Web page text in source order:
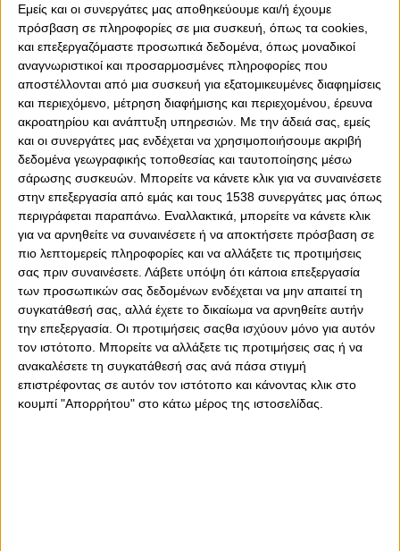
Εμείς και οι συνεργάτες μας αποθηκεύουμε και/ή έχουμε
πρόσβαση σε πληροφορίες σε μια συσκευή, όπως τα cookies,
και επεξεργαζόμαστε προσωπικά δεδομένα, όπως μοναδικοί
αναγνωριστικοί και προσαρμοσμένες πληροφορίες που
αποστέλλονται από μια συσκευή για εξατομικευμένες διαφημίσεις
και περιεχόμενο, μέτρηση διαφήμισης και περιεχομένου, έρευνα
ακροατηρίου και ανάπτυξη υπηρεσιών. Με την άδειά σας, εμείς
και οι συνεργάτες μας ενδέχεται να χρησιμοποιήσουμε ακριβή
δεδομένα γεωγραφικής τοποθεσίας και ταυτοποίησης μέσω
σάρωσης συσκευών. Μπορείτε να κάνετε κλικ για να συναινέσετε
στην επεξεργασία από εμάς και τους 1538 συνεργάτες μας όπως
περιγράφεται παραπάνω. Εναλλακτικά, μπορείτε να κάνετε κλικ
για να αρνηθείτε να συναινέσετε ή να αποκτήσετε πρόσβαση σε
πιο λεπτομερείς πληροφορίες και να αλλάξετε τις προτιμήσεις
σας πριν συναινέσετε. Λάβετε υπόψη ότι κάποια επεξεργασία
των προσωπικών σας δεδομένων ενδέχεται να μην απαιτεί τη
συγκατάθεσή σας, αλλά έχετε το δικαίωμα να αρνηθείτε αυτήν
την επεξεργασία. Οι προτιμήσεις σαςθα ισχύουν μόνο για αυτόν
τον ιστότοπο. Μπορείτε να αλλάξετε τις προτιμήσεις σας ή να
ανακαλέσετε τη συγκατάθεσή σας ανά πάσα στιγμή
επιστρέφοντας σε αυτόν τον ιστότοπο και κάνοντας κλικ στο
κουμπί "Απορρήτου" στο κάτω μέρος της ιστοσελίδας.
0 0
Ισοπαλία για την Ουκρανία του Ρόμαν Γιάρεμτσουκ, με
αντίπαλο την Γεωργία για τo Nations League. Ο φορ του
Ολυμπιακού, έπαιξε για 10 λεπτά ως αλλαγή και έκανε
δηλώσεις μετά από το τελικό 1-1.
«Θα μπορούσαμε να είχαμε σκοράρει ή να χάσουμε.
Νομίζω ότι η ισοπαλία είναι πιο δίκαιο αποτέλεσμα.
Φυσικά, θα μπορούσαν να είχαν σκοράρει κάπου στο
τέλος, αλλά συνολικά η Γεωργία ήταν πιο επικίνδυνη από
την Ουκρανία στο 2ο ημίχρονο, οπότε πιστεύω ότι ήταν
μια ισοπαλία που άξιζε και για τις δύο ομάδες» δήλωσε ο
φορ του θρύλου και συνέχισε: «Ναι, ήταν δύσκολο όταν
σκόραραν, φυσικά. Όταν πέτυχαν το 1-1 και άρχισαν να
πιέζουν, δεν ήταν εύκολο». Ανέφερε ακόμα: «Τρέξαμε